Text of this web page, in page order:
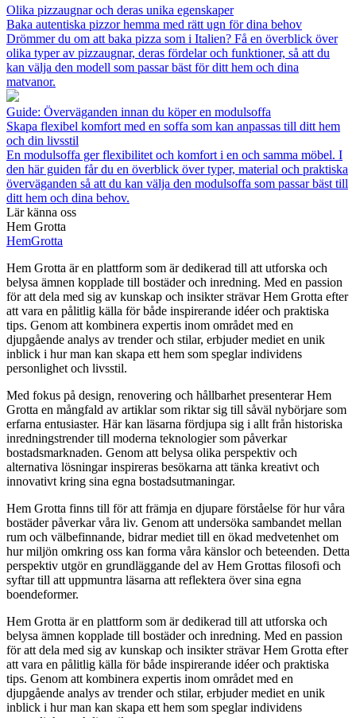
Olika pizzaugnar och deras unika egenskaper
Baka autentiska pizzor hemma med rätt ugn för dina behov
Drömmer du om att baka pizza som i Italien? Få en överblick över
olika typer av pizzaugnar, deras fördelar och funktioner, så att du
kan välja den modell som passar bäst för ditt hem och dina
matvanor.
Guide: Överväganden innan du köper en modulsoffa
Skapa flexibel komfort med en soffa som kan anpassas till ditt hem
och din livsstil
En modulsoffa ger flexibilitet och komfort i en och samma möbel. I
den här guiden får du en överblick över typer, material och praktiska
överväganden så att du kan välja den modulsoffa som passar bäst till
ditt hem och dina behov.
Lär känna oss
Hem Grotta
HemGrotta
Hem Grotta är en plattform som är dedikerad till att utforska och
belysa ämnen kopplade till bostäder och inredning. Med en passion
för att dela med sig av kunskap och insikter strävar Hem Grotta efter
att vara en pålitlig källa för både inspirerande idéer och praktiska
tips. Genom att kombinera expertis inom området med en
djupgående analys av trender och stilar, erbjuder mediet en unik
inblick i hur man kan skapa ett hem som speglar individens
personlighet och livsstil.
Med fokus på design, renovering och hållbarhet presenterar Hem
Grotta en mångfald av artiklar som riktar sig till såväl nybörjare som
erfarna entusiaster. Här kan läsarna fördjupa sig i allt från historiska
inredningstrender till moderna teknologier som påverkar
bostadsmarknaden. Genom att belysa olika perspektiv och
alternativa lösningar inspireras besökarna att tänka kreativt och
innovativt kring sina egna bostadsutmaningar.
Hem Grotta finns till för att främja en djupare förståelse för hur våra
bostäder påverkar våra liv. Genom att undersöka sambandet mellan
rum och välbefinnande, bidrar mediet till en ökad medvetenhet om
hur miljön omkring oss kan forma våra känslor och beteenden. Detta
perspektiv utgör en grundläggande del av Hem Grottas filosofi och
syftar till att uppmuntra läsarna att reflektera över sina egna
boendeformer.
Hem Grotta är en plattform som är dedikerad till att utforska och
belysa ämnen kopplade till bostäder och inredning. Med en passion
för att dela med sig av kunskap och insikter strävar Hem Grotta efter
att vara en pålitlig källa för både inspirerande idéer och praktiska
tips. Genom att kombinera expertis inom området med en
djupgående analys av trender och stilar, erbjuder mediet en unik
inblick i hur man kan skapa ett hem som speglar individens